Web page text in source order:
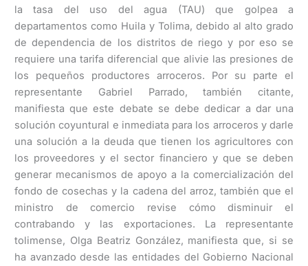
la tasa del uso del agua (TAU) que golpea a
departamentos como Huila y Tolima, debido al alto grado
de dependencia de los distritos de riego y por eso se
requiere una tarifa diferencial que alivie las presiones de
los pequeños productores arroceros. Por su parte el
representante Gabriel Parrado, también citante,
manifiesta que este debate se debe dedicar a dar una
solución coyuntural e inmediata para los arroceros y darle
una solución a la deuda que tienen los agricultores con
los proveedores y el sector financiero y que se deben
generar mecanismos de apoyo a la comercialización del
fondo de cosechas y la cadena del arroz, también que el
ministro de comercio revise cómo disminuir el
contrabando y las exportaciones. La representante
tolimense, Olga Beatriz González, manifiesta que, si se
ha avanzado desde las entidades del Gobierno Nacional